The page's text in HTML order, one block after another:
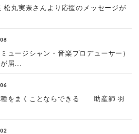
松丸実奈さんより応援のメッセージが
ュージシャン・音楽プロデューサー）
届...
種をまくことならできる 助産師 羽